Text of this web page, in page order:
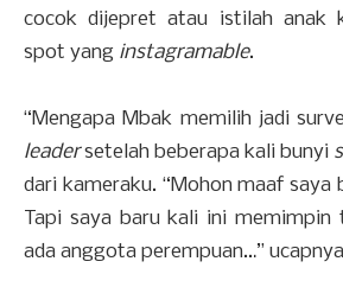
cocok dijepret atau istilah anak
spot yang instagramable.
“Mengapa Mbak memilih jadi
leadersetelah beberapa kali bunyi
dari kameraku. “Mohon maaf
Tapi saya baru kali ini memimpin
ada anggota perempuan…”